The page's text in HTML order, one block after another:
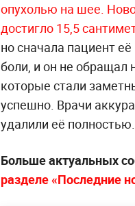
опухолью на шее.
достигло 15,5
но сначала пациент
боли, и он не обращал
которые стали
успешно. Врачи
удалили её полностью.
Больше актуальных
разделе «Последние